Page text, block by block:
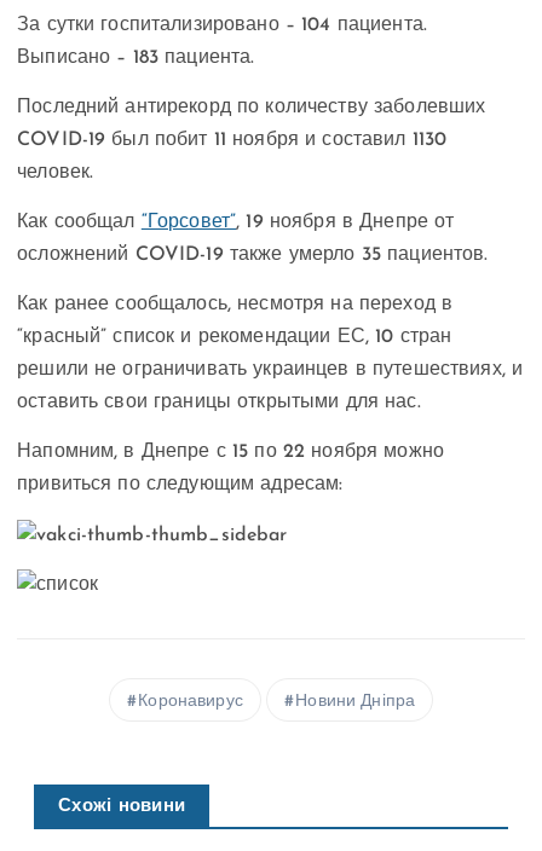
За сутки госпитализировано – 104 пациента.
Выписано – 183 пациента.
Последний антирекорд по количеству заболевших
COVID-19 был побит 11 ноября и составил 1130
человек.
Как сообщал “Горсовет”, 19 ноября в Днепре от
осложнений COVID-19 также умерло 35 пациентов.
Как ранее сообщалось, несмотря на переход в
“красный” список и рекомендации ЕС, 10 стран
решили не ограничивать украинцев в путешествиях, и
оставить свои границы открытыми для нас.
Напомним, в Днепре с 15 по 22 ноября можно
привиться по следующим адресам:
Коронавирус Новини Дніпра
Схожі новини